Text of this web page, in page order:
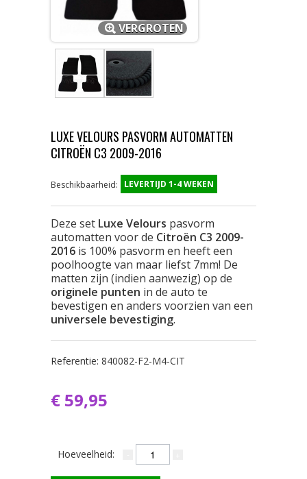
VERGROTEN
LUXE VELOURS PASVORM AUTOMATTEN
CITROËN C3 2009-2016
Beschikbaarheid: LEVERTIJD 1-4 WEKEN
Deze set Luxe Velours pasvorm
automatten voor de Citroën C3 2009-
2016 is 100% pasvorm en heeft een
poolhoogte van maar liefst 7mm! De
matten zijn (indien aanwezig) op de
originele punten in de auto te
bevestigen en anders voorzien van een
universele bevestiging.
Referentie: 840082-F2-M4-CIT
€ 59,95
Hoeveelheid: